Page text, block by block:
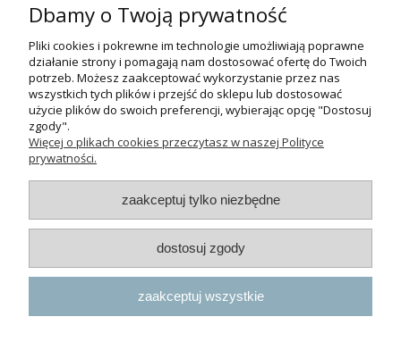
Widzew).
Godziny otwarcia:
pn-pt 9:00-17:00
+48 530 230 483
psokoty@psokoty.pl
Sklep internetowy Shoper.pl
Dbamy o Twoją prywatność
Pliki cookies i pokrewne im technologie umożliwiają poprawne
działanie strony i pomagają nam dostosować ofertę do Twoich
potrzeb. Możesz zaakceptować wykorzystanie przez nas
wszystkich tych plików i przejść do sklepu lub dostosować
użycie plików do swoich preferencji, wybierając opcję "Dostosuj
zgody".
Więcej o plikach cookies przeczytasz w naszej Polityce
prywatności.
zaakceptuj tylko niezbędne
dostosuj zgody
zaakceptuj wszystkie